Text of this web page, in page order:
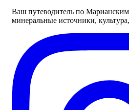
Ваш путеводитель по
минеральные источники,